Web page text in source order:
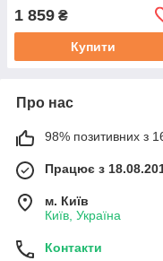
1 859 ₴
Купити
Про нас
98% позитивних з
Працює з
м. Київ
Київ, Україна
Контакти